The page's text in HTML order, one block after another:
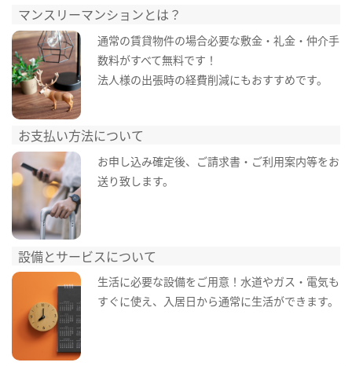
マンスリーマンションとは？
通常の賃貸物件の場合必要な敷金・礼金・仲介手
数料がすべて無料です！
法人様の出張時の経費削減にもおすすめです。
お支払い方法について
お申し込み確定後、ご請求書・ご利用案内等をお
送り致します。
設備とサービスについて
生活に必要な設備をご用意！水道やガス・電気も
すぐに使え、入居日から通常に生活ができます。